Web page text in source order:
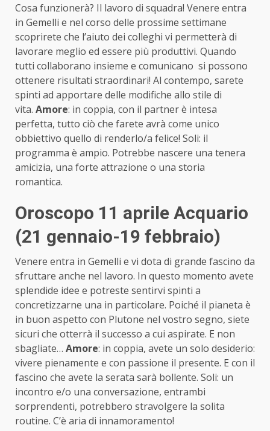
Cosa funzionerà? Il lavoro di squadra! Venere entra
in Gemelli e nel corso delle prossime settimane
scoprirete che l’aiuto dei colleghi vi permetterà di
lavorare meglio ed essere più produttivi. Quando
tutti collaborano insieme e comunicano si possono
ottenere risultati straordinari! Al contempo, sarete
spinti ad apportare delle modifiche allo stile di
vita. Amore: in coppia, con il partner è intesa
perfetta, tutto ciò che farete avrà come unico
obbiettivo quello di renderlo/a felice! Soli: il
programma è ampio. Potrebbe nascere una tenera
amicizia, una forte attrazione o una storia
romantica.
Oroscopo 11 aprile Acquario
(21 gennaio-19 febbraio)
Venere entra in Gemelli e vi dota di grande fascino da
sfruttare anche nel lavoro. In questo momento avete
splendide idee e potreste sentirvi spinti a
concretizzarne una in particolare. Poiché il pianeta è
in buon aspetto con Plutone nel vostro segno, siete
sicuri che otterrà il successo a cui aspirate. E non
sbagliate… Amore: in coppia, avete un solo desiderio:
vivere pienamente e con passione il presente. E con il
fascino che avete la serata sarà bollente. Soli: un
incontro e/o una conversazione, entrambi
sorprendenti, potrebbero stravolgere la solita
routine. C’è aria di innamoramento!